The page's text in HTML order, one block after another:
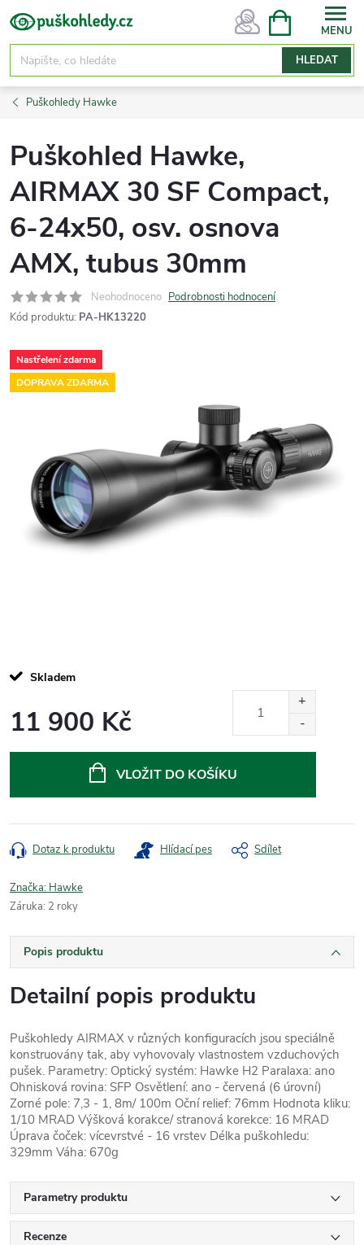
Přejít
na
obsah
HLEDAT
NÁKUPNÍ
Puškohledy Hawke
Puškohled Hawke,
AIRMAX 30 SF Compact,
6-24x50, osv. osnova
AMX, tubus 30mm
Neohodnoceno Podrobnosti hodnocení
Kód produktu: PA-HK13220
Nastřelení zdarma
DOPRAVA ZDARMA
Skladem
11 900 Kč
VLOŽIT DO KOŠÍKU
Dotaz k produktu Hlídací pes Sdílet
Značka: Hawke
Záruka: 2 roky
Popis produktu
Detailní popis produktu
Puškohledy AIRMAX v různých konfiguracích jsou speciálně
konstruovány tak, aby vyhovovaly vlastnostem vzduchových
pušek. Parametry: Optický systém: Hawke H2 Paralaxa: ano
Ohnisková rovina: SFP Osvětlení: ano - červená (6 úrovní)
Zorné pole: 7,3 - 1, 8m/ 100m Oční relief: 76mm Hodnota kliku:
1/10 MRAD Výšková korakce/ stranová korekce: 16 MRAD
Úprava čoček: vícevrstvé - 16 vrstev Délka puškohledu:
329mm Váha: 670g
Parametry produktu
Recenze